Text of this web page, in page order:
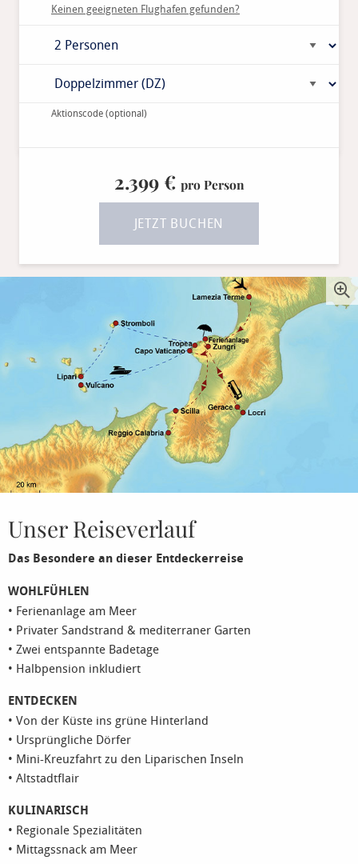
Keinen geeigneten Flughafen gefunden?
Aktionscode(optional)
2.399 € pro Person
JETZT BUCHEN
Unser Reiseverlauf
Das Besondere an dieser Entdeckerreise
WOHLFÜHLEN
• Ferienanlage am Meer
• Privater Sandstrand & mediterraner Garten
• Zwei entspannte Badetage
• Halbpension inkludiert
ENTDECKEN
• Von der Küste ins grüne Hinterland
• Ursprüngliche Dörfer
• Mini-Kreuzfahrt zu den Liparischen Inseln
• Altstadtflair
KULINARISCH
• Regionale Spezialitäten
• Mittagssnack am Meer